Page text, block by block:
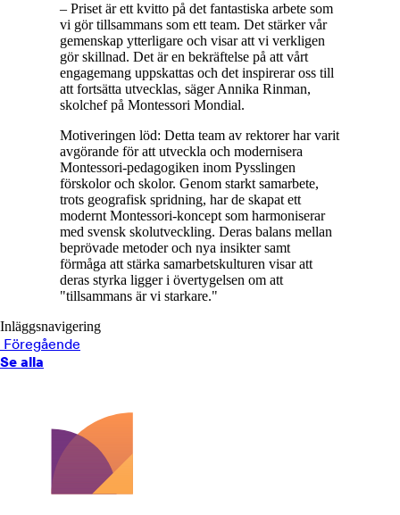
– Priset är ett kvitto på det fantastiska arbete som
vi gör tillsammans som ett team. Det stärker vår
gemenskap ytterligare och visar att vi verkligen
gör skillnad. Det är en bekräftelse på att vårt
engagemang uppskattas och det inspirerar oss till
att fortsätta utvecklas, säger Annika Rinman,
skolchef på Montessori Mondial.
Motiveringen löd: Detta team av rektorer har varit
avgörande för att utveckla och modernisera
Montessori-pedagogiken inom Pysslingen
förskolor och skolor. Genom starkt samarbete,
trots geografisk spridning, har de skapat ett
modernt Montessori-koncept som harmoniserar
med svensk skolutveckling. Deras balans mellan
beprövade metoder och nya insikter samt
förmåga att stärka samarbetskulturen visar att
deras styrka ligger i övertygelsen om att
"tillsammans är vi starkare."
Inläggsnavigering
Föregående
Se alla